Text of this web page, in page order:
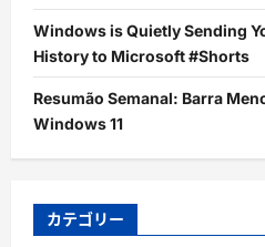
Windows is Quietly Sending
History to Microsoft #Shorts
Resumão Semanal: Barra
Windows 11
カテゴリー